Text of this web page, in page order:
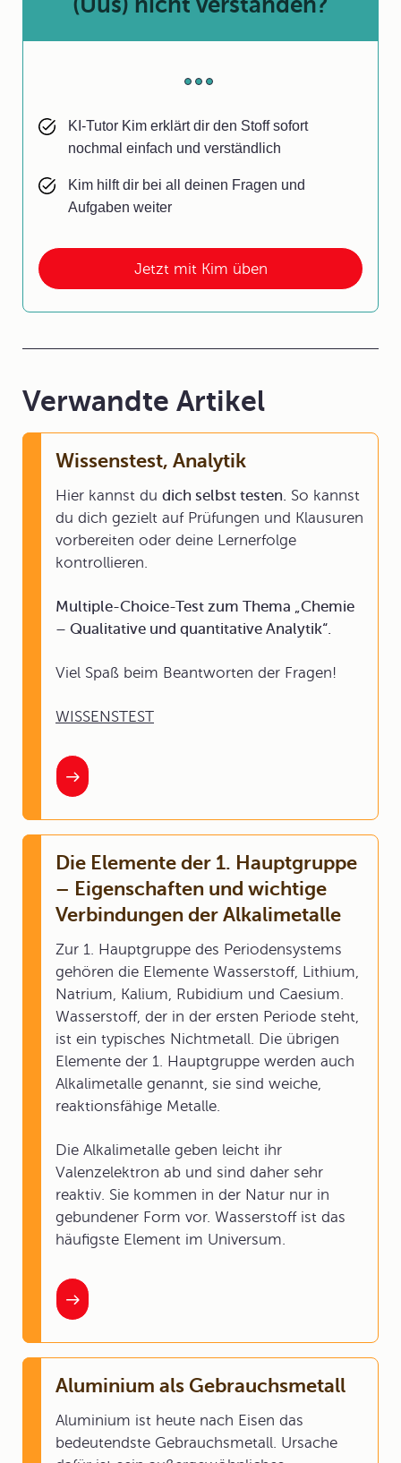
Jetzt mit Kim üben
KI-Tutor Kim erklärt dir den Stoff sofort
nochmal einfach und verständlich
Kim hilft dir bei all deinen Fragen und
Aufgaben weiter
Verwandte Artikel
Wissenstest, Analytik
Hier kannst du dich selbst testen. So kannst
du dich gezielt auf Prüfungen und Klausuren
vorbereiten oder deine Lernerfolge
kontrollieren.
Multiple-Choice-Test zum Thema „Chemie
– Qualitative und quantitative Analytik“.
Viel Spaß beim Beantworten der Fragen!
WISSENSTEST
Die Elemente der 1. Hauptgruppe
– Eigenschaften und wichtige
Verbindungen der Alkalimetalle
Zur 1. Hauptgruppe des Periodensystems
gehören die Elemente Wasserstoff, Lithium,
Natrium, Kalium, Rubidium und Caesium.
Wasserstoff, der in der ersten Periode steht,
ist ein typisches Nichtmetall. Die übrigen
Elemente der 1. Hauptgruppe werden auch
Alkalimetalle genannt, sie sind weiche,
reaktionsfähige Metalle.
Die Alkalimetalle geben leicht ihr
Valenzelektron ab und sind daher sehr
reaktiv. Sie kommen in der Natur nur in
gebundener Form vor. Wasserstoff ist das
häufigste Element im Universum.
Aluminium als Gebrauchsmetall
Aluminium ist heute nach Eisen das
bedeutendste Gebrauchsmetall. Ursache